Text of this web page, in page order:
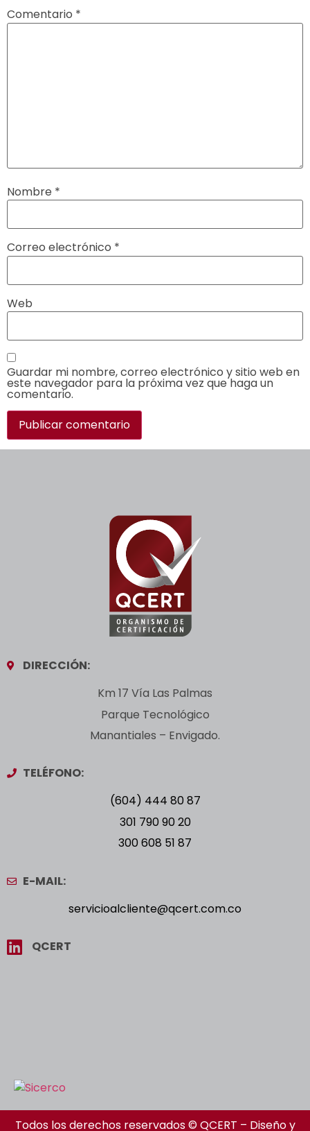
Comentario *
Nombre *
Correo electrónico *
Web
Guardar mi nombre, correo electrónico y sitio web en
este navegador para la próxima vez que haga un
comentario.
DIRECCIÓN:
Km 17 Vía Las Palmas
Parque Tecnológico
Manantiales – Envigado.
TELÉFONO:
(604) 444 80 87
301 790 90 20
300 608 51 87
E-MAIL:
servicioalcliente@qcert.com.co
QCERT
Todos los derechos reservados © QCERT – Diseño y